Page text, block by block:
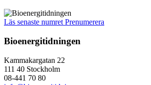
Läs senaste numret Prenumerera
Bioenergitidningen
Kammakargatan 22
111 40 Stockholm
08-441 70 80